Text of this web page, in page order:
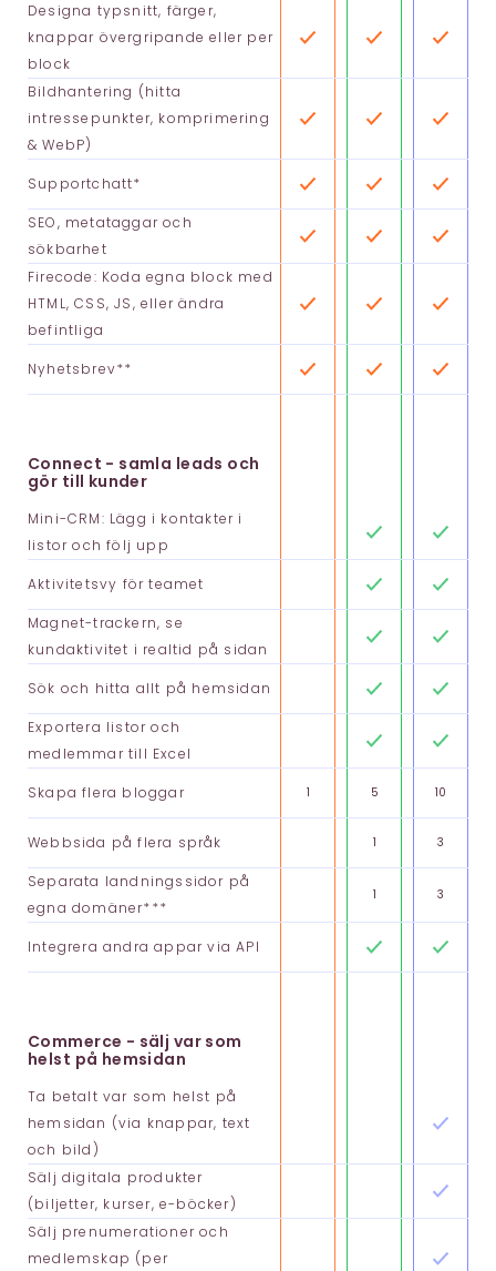
Designa typsnitt, färger,
knappar övergripande eller per
block
Bildhantering (hitta
intressepunkter, komprimering
& WebP)
Supportchatt*
SEO, metataggar och
sökbarhet
Firecode: Koda egna block med
HTML, CSS, JS, eller ändra
befintliga
Nyhetsbrev**
Connect - samla leads och
gör till kunder
Mini-CRM: Lägg i kontakter i
listor och följ upp
Aktivitetsvy för teamet
Magnet-trackern, se
kundaktivitet i realtid på sidan
Sök och hitta allt på hemsidan
Exportera listor och
medlemmar till Excel
Skapa flera bloggar 1 5 10
Webbsida på flera språk 1 3
Separata landningssidor på
egna domäner***
1 3
Integrera andra appar via API
Commerce - sälj var som
helst på hemsidan
Ta betalt var som helst på
hemsidan (via knappar, text
och bild)
Sälj digitala produkter
(biljetter, kurser, e-böcker)
Sälj prenumerationer och
medlemskap (per